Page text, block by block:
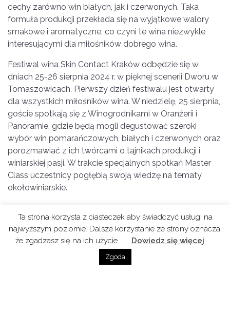
cechy zarówno win białych, jak i czerwonych. Taka
formuła produkcji przekłada się na wyjątkowe walory
smakowe i aromatyczne, co czyni te wina niezwykle
interesującymi dla miłośników dobrego wina.
Festiwal wina Skin Contact Kraków odbędzie się w
dniach 25-26 sierpnia 2024 r. w pięknej scenerii Dworu w
Tomaszowicach. Pierwszy dzień festiwalu jest otwarty
dla wszystkich miłośników wina. W niedzielę, 25 sierpnia,
goście spotkają się z Winogrodnikami w Oranżerii i
Panoramie, gdzie będą mogli degustować szeroki
wybór win pomarańczowych, białych i czerwonych oraz
porozmawiać z ich twórcami o tajnikach produkcji i
winiarskiej pasji. W trakcie specjalnych spotkań Master
Class uczestnicy pogłębią swoją wiedzę na tematy
okołowiniarskie.
Ta strona korzysta z ciasteczek aby świadczyć usługi na
najwyższym poziomie. Dalsze korzystanie ze strony oznacza,
że zgadzasz się na ich użycie.
Dowiedz się więcej
Zgoda